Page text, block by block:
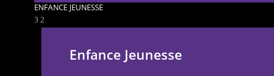
ENFANCE JEUNESSE
Enfance Jeunesse